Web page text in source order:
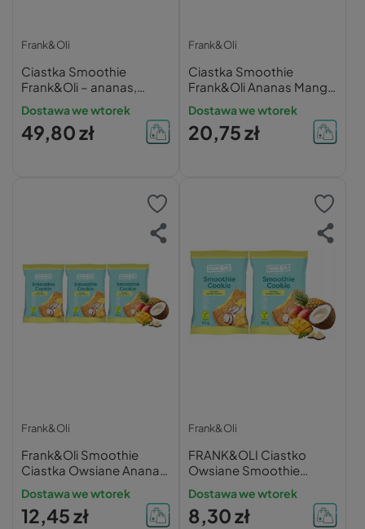
Frank&Oli
Ciastka Smoothie
Frank&Oli – ananas,
mango, kokos 50g x12
szt.
Dostawa we wtorek
49,80 zł
Frank&Oli
Ciastka Smoothie
Frank&Oli Ananas Mango
Kokos 50g x5 –
Wegańskie Bez Glutenu
Bez Cukru
Dostawa we wtorek
20,75 zł
Frank&Oli
Frank&Oli Smoothie
Ciastka Owsiane Ananas
Mango Kokos 3x50g
Dostawa we wtorek
12,45 zł
Frank&Oli
FRANK&OLI Ciastko
Owsiane Smoothie
ANANAS MANGO
KOKOS Wegańskie 50g
x2
Dostawa we wtorek
8,30 zł